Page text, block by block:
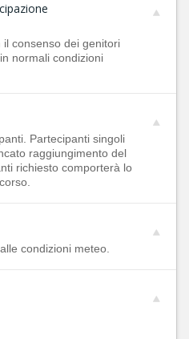
consenso dei genitori
normali condizioni
Partecipanti singoli
raggiungimento del
richiesto comporterà lo
condizioni meteo.